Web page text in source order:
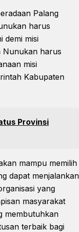
Palang
harus
demi misi
Nunukan harus
misi
Kabupaten
Provinsi
mampu memilih
dapat menjalankan
yang
masyarakat
membutuhkan
terbaik bagi